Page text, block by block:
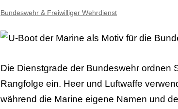
Bundeswehr & Freiwilliger Wehrdienst
Die Dienstgrade der Bundeswehr ordnen
Rangfolge ein. Heer und Luftwaffe
während die Marine eigene Namen und